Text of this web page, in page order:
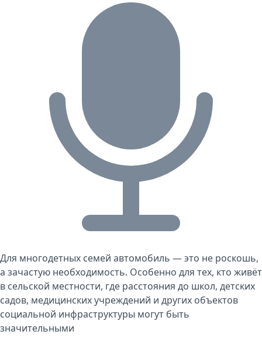
Для многодетных семей автомобиль — это не роскошь,
а зачастую необходимость. Особенно для тех, кто живёт
в сельской местности, где расстояния до школ, детских
садов, медицинских учреждений и других объектов
социальной инфраструктуры могут быть
значительными